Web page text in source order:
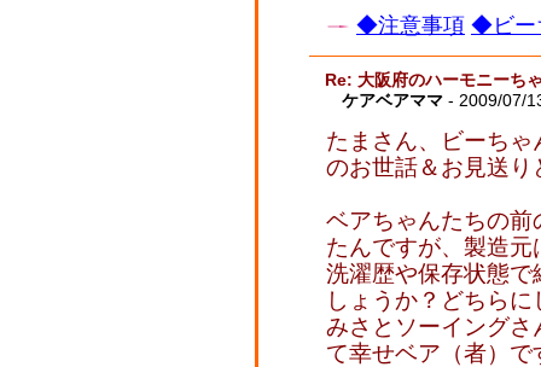
◆注意事項 ◆ビー
Re: 大阪府のハーモニーち
ケアベアママ - 2009/07/
たまさん、ビーちゃ
のお世話＆お見送
ベアちゃんたちの
たんですが、製造
洗濯歴や保存状態
しょうか？どちら
みさとソーイング
て幸せベア（者）で